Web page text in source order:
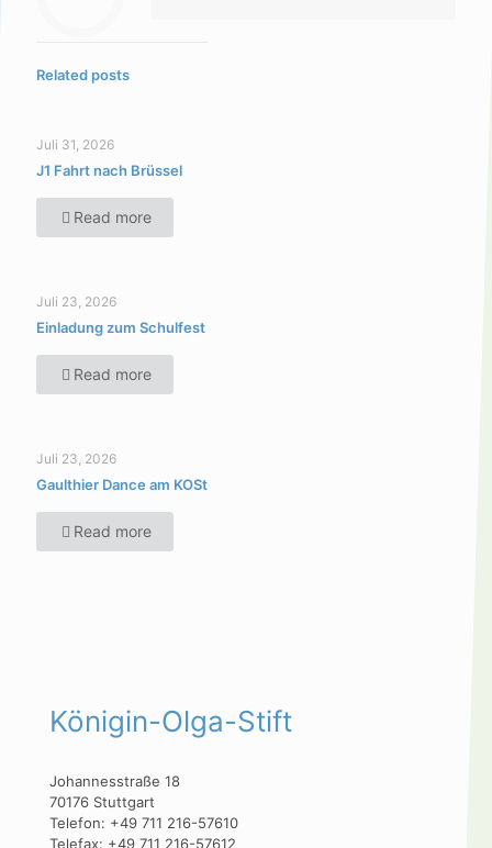
Related posts
Juli 31, 2026
J1 Fahrt nach Brüssel
Read more
Juli 23, 2026
Einladung zum Schulfest
Read more
Juli 23, 2026
Gaulthier Dance am KOSt
Read more
Königin-Olga-Stift
Johannesstraße 18
70176 Stuttgart
Telefon: +49 711 216-57610
Telefax: +49 711 216-57612